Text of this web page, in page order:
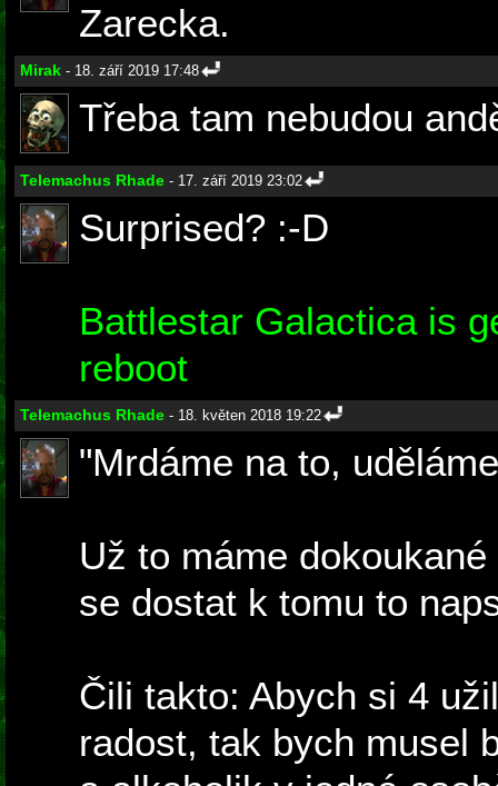
Zarecka.
Mirak - 18. září 2019 17:48
Třeba tam nebudou
Telemachus Rhade - 17. září 2019 23:02
Surprised? :-D
Battlestar Galactica is
reboot
Telemachus Rhade - 18. květen 2018 19:22
"Mrdáme na to,
Už to máme
se dostat k tomu to
Čili takto: Abych si 4
radost, tak bych musel